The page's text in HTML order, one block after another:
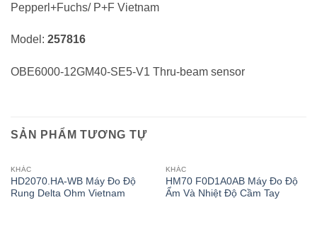
Pepperl+Fuchs/ P+F Vietnam
Model: 257816
OBE6000-12GM40-SE5-V1 Thru-beam sensor
SẢN PHẨM TƯƠNG TỰ
KHÁC
HD2070.HA-WB Máy Đo Độ
Rung Delta Ohm Vietnam
KHÁC
HM70 F0D1A0AB Máy Đo Độ
Ẩm Và Nhiệt Độ Cầm Tay